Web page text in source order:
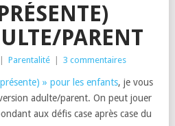
PARENT
Parentalité 3 commentaires
» pour les enfants, je vous
adulte/parent. On peut jouer
aux défis case après case du